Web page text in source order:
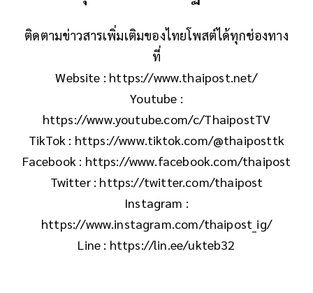
ติดตามข่าวสารเพิ่มเติมของไทยโพสต์ได้ทุกช่องทาง
ที่
Website : https://www.thaipost.net/
Youtube :
https://www.youtube.com/c/ThaipostTV
TikTok : https://www.tiktok.com/@thaiposttk
Facebook : https://www.facebook.com/thaipost
Twitter : https://twitter.com/thaipost
Instagram :
https://www.instagram.com/thaipost_ig/
Line : https://lin.ee/ukteb32